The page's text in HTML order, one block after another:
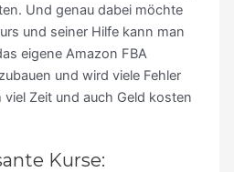
Und genau dabei möchte
und seiner Hilfe kann man
eigene Amazon FBA
und wird viele Fehler
Zeit und auch Geld kosten
Kurse: